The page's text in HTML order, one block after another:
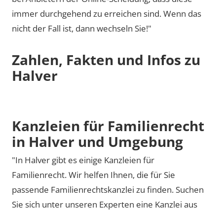
immer durchgehend zu erreichen sind. Wenn das
nicht der Fall ist, dann wechseln Sie!"
Zahlen, Fakten und Infos zu
Halver
Kanzleien für Familienrecht
in Halver und Umgebung
"In Halver gibt es einige Kanzleien für
Familienrecht. Wir helfen Ihnen, die für Sie
passende Familienrechtskanzlei zu finden. Suchen
Sie sich unter unseren Experten eine Kanzlei aus